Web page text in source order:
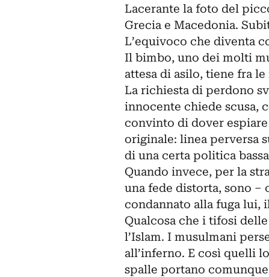
Lacerante la foto del
Grecia e Macedonia.
L’equivoco che diventa
Il bimbo, uno dei molti
attesa di asilo, tiene fra
La richiesta di perdono
innocente chiede scusa,
convinto di dover
originale: linea perversa
di una certa politica
Quando invece, per la
una fede distorta, sono –
condannato alla fuga lui,
Qualcosa che i tifosi
l’Islam. I musulmani
all’inferno. E così quelli
spalle portano